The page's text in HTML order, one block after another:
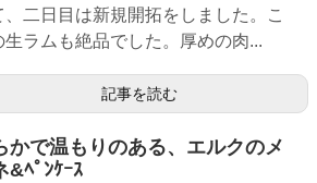
、二日目は新規開拓をしました。こ
生ラムも絶品でした。厚めの肉...
記事を読む
かで温もりのある、エルクのメ
&ﾍﾟﾝｹｰｽ